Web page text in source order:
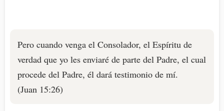
Pero cuando venga el Consolador, el Espíritu de
verdad que yo les enviaré de parte del Padre, el cual
procede del Padre, él dará testimonio de mí.
(Juan 15:26)